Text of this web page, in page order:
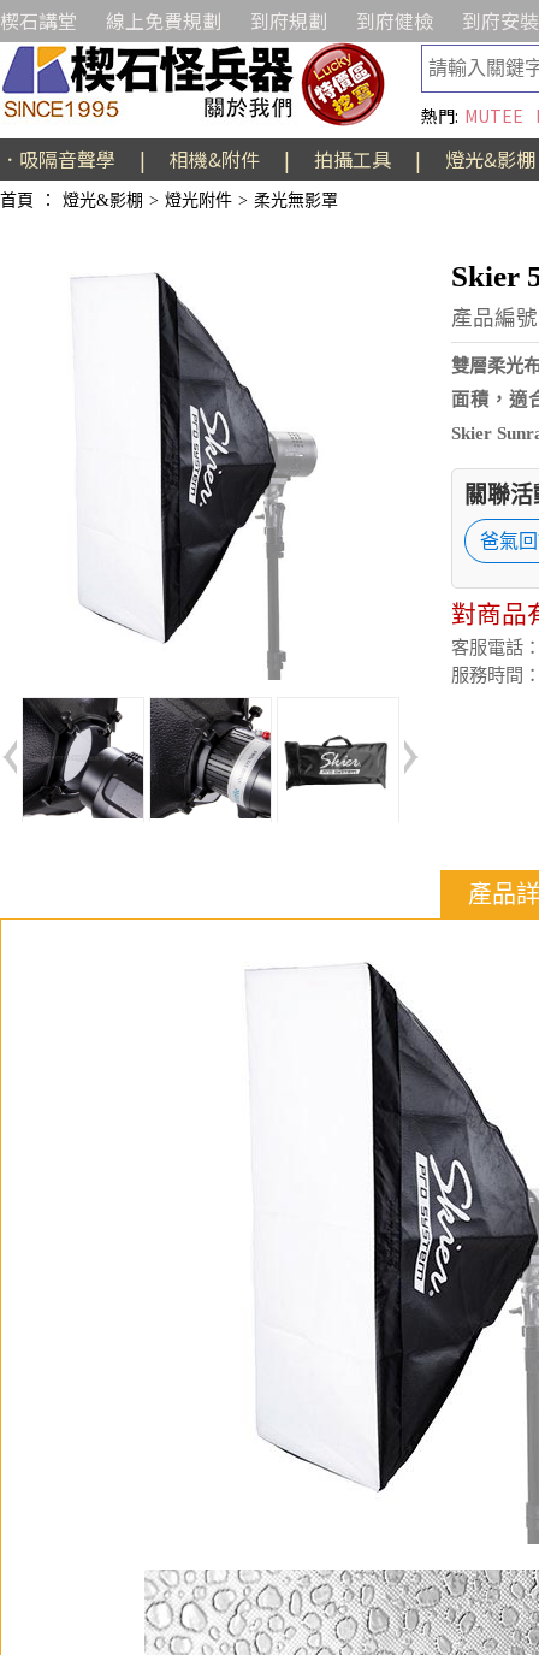
楔石講堂 線上免費規劃 到府規劃 到府健檢 到府安裝
熱門: MUTEE
．吸隔音聲學 | 相機&附件 | 拍攝工具 | 燈光&影棚
首頁 ： 燈光&影棚 > 燈光附件 > 柔光無影罩
Skier
產品編
雙層柔光
面積，適
Skier
關聯
爸氣
對商品
客服電話
服務時間
產品